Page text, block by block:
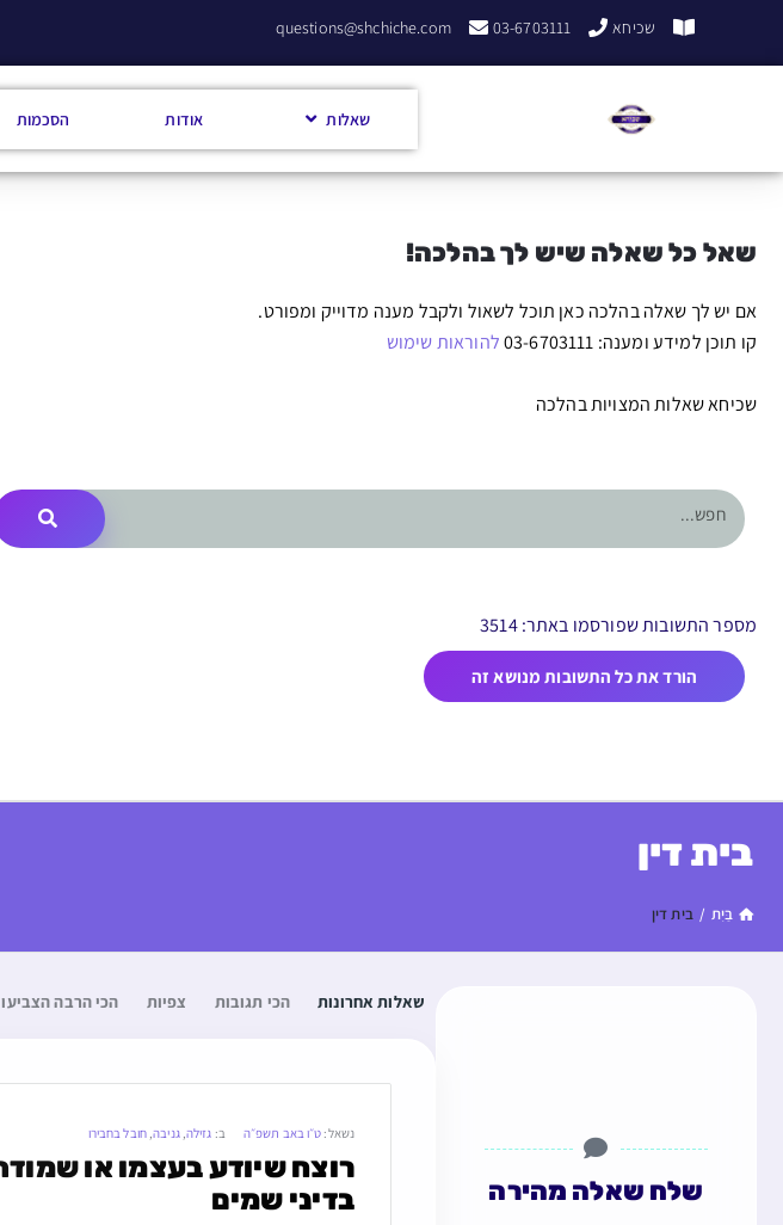
שכיחא 03-6703111
questions@shchiche.com
שאלות אודות הסכמות
שאל כל שאלה שיש לך בהלכה!
אם יש לך שאלה בהלכה כאן תוכל לשאול ולקבל מענה מדוייק ומפורט.
קו תוכן למידע ומענה: 03-6703111
להוראות שימוש
שכיחא שאלות המצויות בהלכה
מספר התשובות שפורסמו באתר: 3514
הורד את כל התשובות מנושא זה
בית דין
בַּיִת / בית דין
שאלות אחרונות הכי תגובות צפיות הכי הרבה הצביעו
נשאל: ט״ו באב תשפ״ה ב: גזילה,גניבה,חובל בחבירו
בדיני שמים
שלח שאלה מהירה